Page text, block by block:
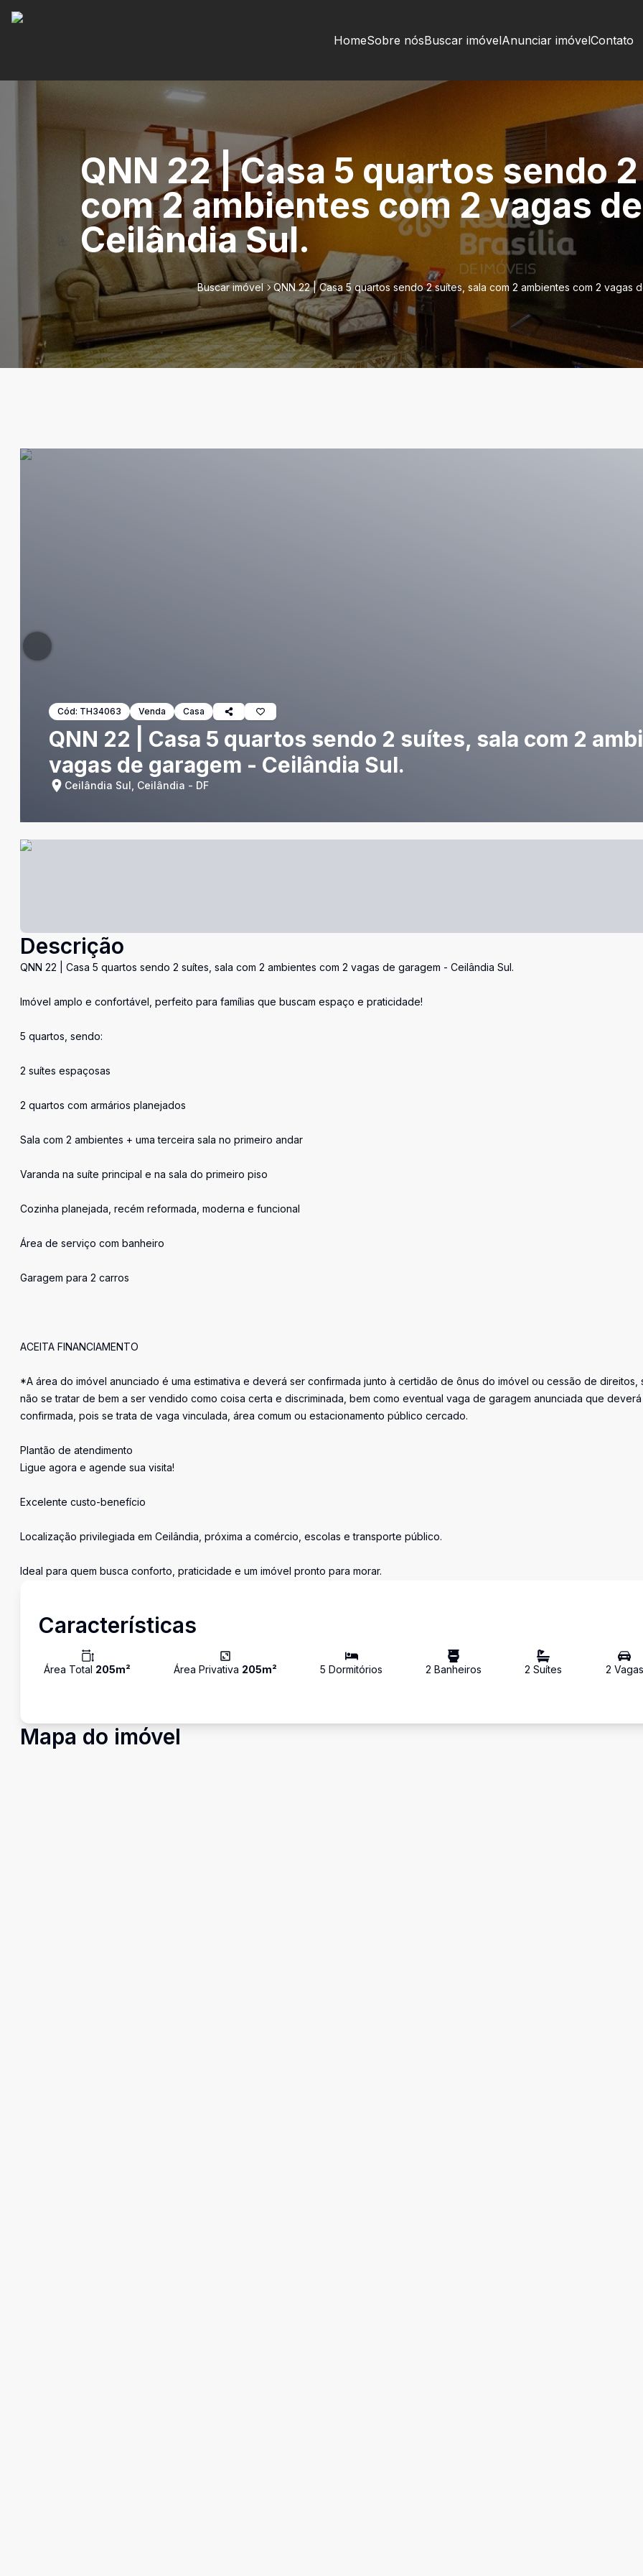
HomeSobre nósBuscar imóvelAnunciar imóvelContato
QNN 22 | Casa 5 quartos sendo
com 2 ambientes com 2 vagas
Ceilândia Sul.
Buscar imóvel QNN 22 | Casa 5 quartos sendo 2 suítes, sala com 2 ambientes com 2 vagas
Cód: TH34063 Venda Casa
QNN 22 | Casa 5 quartos sendo 2 suítes, sala com 2
vagas de garagem - Ceilândia Sul.
Ceilândia Sul, Ceilândia - DF
Descrição
QNN 22 | Casa 5 quartos sendo 2 suítes, sala com 2 ambientes com 2 vagas de garagem - Ceilândia Sul.
Imóvel amplo e confortável, perfeito para famílias que buscam espaço e praticidade!
5 quartos, sendo:
2 suítes espaçosas
2 quartos com armários planejados
Sala com 2 ambientes + uma terceira sala no primeiro andar
Varanda na suíte principal e na sala do primeiro piso
Cozinha planejada, recém reformada, moderna e funcional
Área de serviço com banheiro
Garagem para 2 carros
ACEITA FINANCIAMENTO
*A área do imóvel anunciado é uma estimativa e deverá ser confirmada junto à certidão de ônus do imóvel ou cessão de direitos,
não se tratar de bem a ser vendido como coisa certa e discriminada, bem como eventual vaga de garagem anunciada que
confirmada, pois se trata de vaga vinculada, área comum ou estacionamento público cercado.
Plantão de atendimento
Ligue agora e agende sua visita!
Excelente custo-benefício
Localização privilegiada em Ceilândia, próxima a comércio, escolas e transporte público.
Ideal para quem busca conforto, praticidade e um imóvel pronto para morar.
Características
Área Total 205m² Área Privativa 205m² 5 Dormitórios 2 Banheiros 2 Suítes 2 Vagas
Mapa do imóvel